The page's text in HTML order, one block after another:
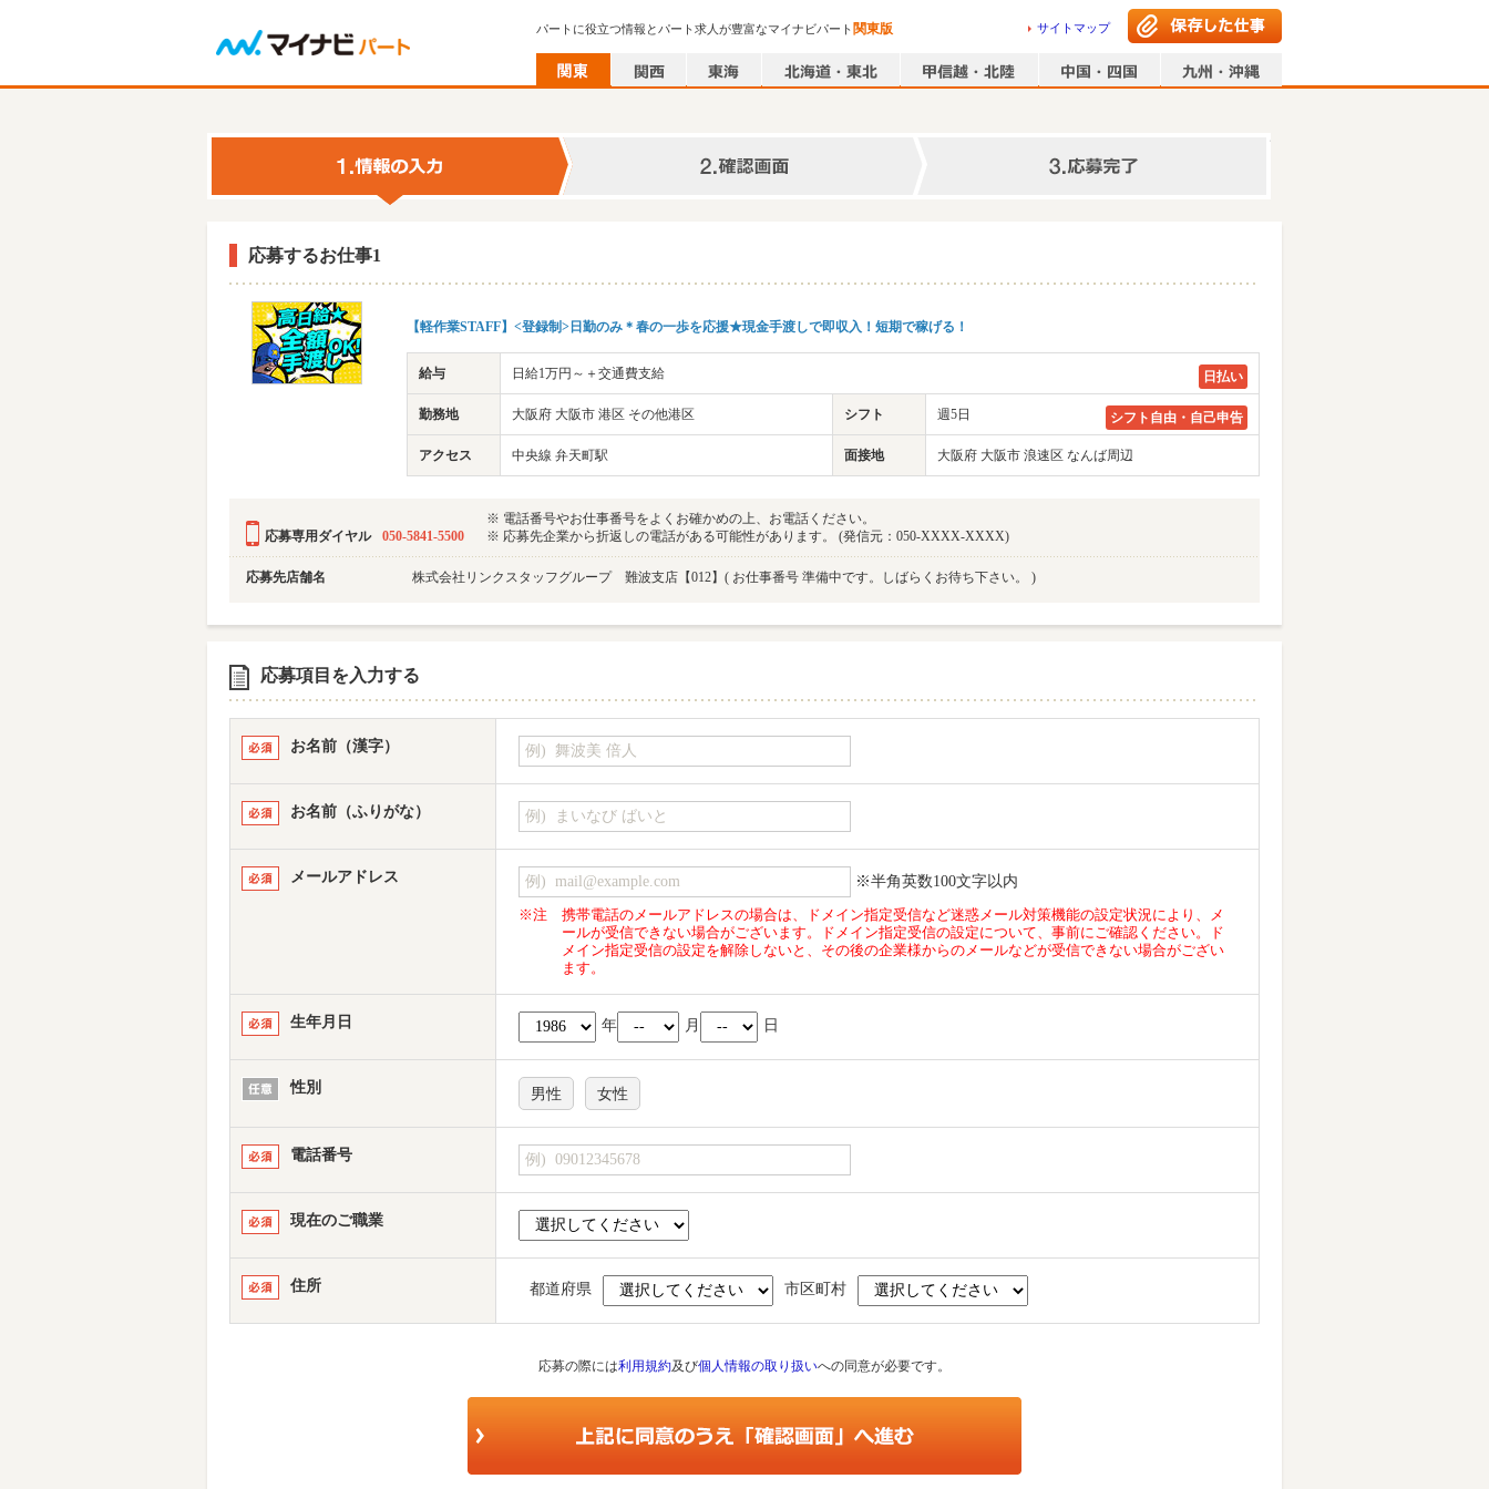
パートに役立つ情報とパート求人が豊富なマイナビパート 関東版 サイトマップ
応募するお仕事1
【軽作業STAFF】<登録制>日勤のみ＊春の一歩を応援★現金手渡しで即収入！短期で稼げる！
給与 日給1万円～＋交通費支給 日払い
勤務地 大阪府 大阪市 港区 その他港区 シフト 週5日 シフト自由・自己申告
アクセス 中央線 弁天町駅 面接地 大阪府 大阪市 浪速区 なんば周辺
応募専用ダイヤル 050-5841-5500
※ 電話番号やお仕事番号をよくお確かめの上、お電話ください。
※ 応募先企業から折返しの電話がある可能性があります。 (発信元：050-XXXX-XXXX)
応募先店舗名 株式会社リンクスタッフグループ 難波支店【012】 ( お仕事番号 準備中です。しばらくお待ち下さい。 )
応募項目を入力する
お名前（漢字）
お名前（ふりがな）
メールアドレス
※半角英数100文字以内
※注
携帯電話のメールアドレスの場合は、ドメイン指定受信など迷惑メール対策機能の設定状況により、メ
ールが受信できない場合がございます。ドメイン指定受信の設定について、事前にご確認ください。ド
メイン指定受信の設定を解除しないと、その後の企業様からのメールなどが受信できない場合がござい
ます。
生年月日 年 月 日
性別 男性 女性
電話番号
現在のご職業
住所 都道府県 市区町村
応募の際には利用規約及び個人情報の取り扱いへの同意が必要です。